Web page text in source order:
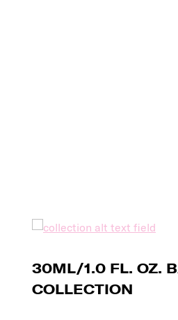
30ML/1.0 FL. OZ.
COLLECTION